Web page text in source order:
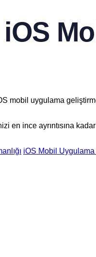
mobil uygulama
en ince ayrıntısına
iOS Mobil